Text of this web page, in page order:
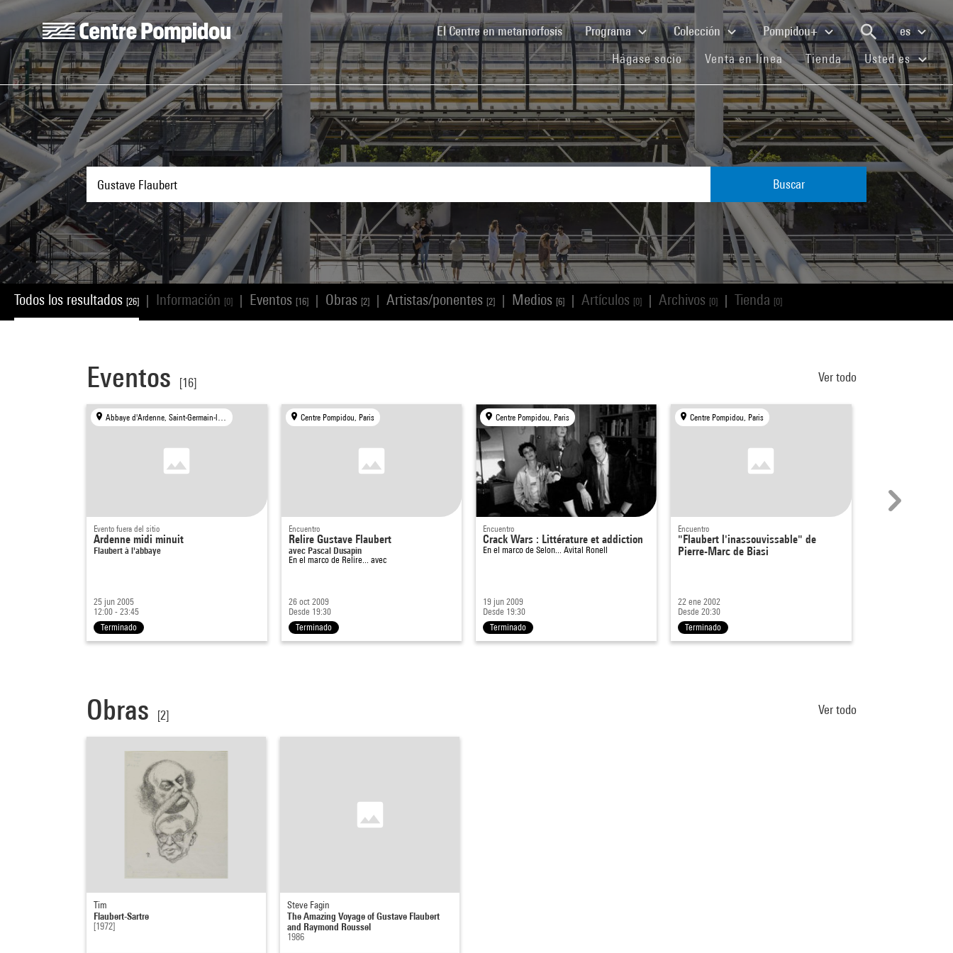
Skip to main content
Centre Pompidou
El Centre en metamorfosis(current)Programa Colección Pompidou+
es
Hágase socio(current)Venta en línea(current)
Tienda(current)Usted es
Buscar
Todos los resultados [26] Información [0] Eventos [16] Obras [2] Artistas/ponentes [2] Medios [6] Artículos [0] Archivos [0] Tienda [0]
Eventos [16] Ver todo
Abbaye d'Ardenne, Saint-Germain-la-Blanche-Herbe
Evento fuera del sitio
Ardenne midi minuit
Flaubert à l'abbaye
25 jun 2005
12:00 - 23:45
Terminado
Centre Pompidou, Paris
Encuentro
Relire Gustave Flaubert
avec Pascal Dusapin
En el marco de Relire... avec
26 oct 2009
Desde 19:30
Terminado
Centre Pompidou, Paris
Encuentro
Crack Wars : Littérature et addiction
En el marco deSelon... Avital Ronell
19 jun 2009
Desde 19:30
Terminado
Centre Pompidou, Paris
Encuentro
"Flaubert l'inassouvissable" de
Pierre-Marc de Biasi
22 ene 2002
Desde 20:30
Terminado
Obras [2] Ver todo
Tim
Flaubert-Sartre
[1972]
Steve Fagin
The Amazing Voyage of Gustave Flaubert
and Raymond Roussel
1986